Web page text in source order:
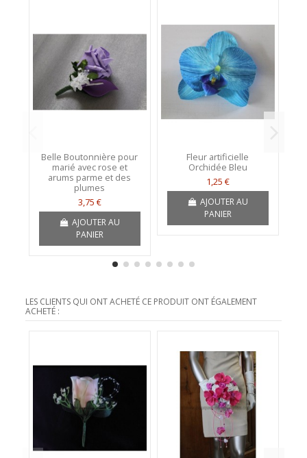
Belle Boutonnière pour
marié avec rose et
arums parme et des
plumes
3,75 €
AJOUTER AU
PANIER
Fleur artificielle
Orchidée Bleu
1,25 €
AJOUTER AU
PANIER
LES CLIENTS QUI ONT ACHETÉ CE PRODUIT ONT ÉGALEMENT
ACHETÉ :